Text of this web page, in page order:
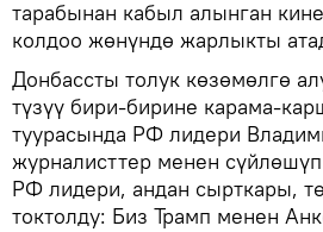
тарабынан кабыл алынган
колдоо жөнүндө жарлыкты
Донбассты толук көзөмөлгө
түзүү бири-бирине карама-
туурасында РФ лидери
журналисттер менен
РФ лидери, андан сырткары,
токтолду: Биз Трамп менен